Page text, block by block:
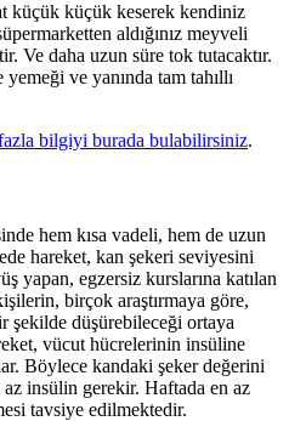
küçük küçük keserek kendiniz
aldığınız meyveli
Ve daha uzun süre tok tutacaktır.
ve yanında tam tahıllı
bilgiyi burada bulabilirsiniz.
hem kısa vadeli, hem de uzun
hareket, kan şekeri seviyesini
yapan, egzersiz kurslarına katılan
birçok araştırmaya göre,
şekilde düşürebileceği ortaya
vücut hücrelerinin insüline
Böylece kandaki şeker değerini
insülin gerekir. Haftada en az
tavsiye edilmektedir.